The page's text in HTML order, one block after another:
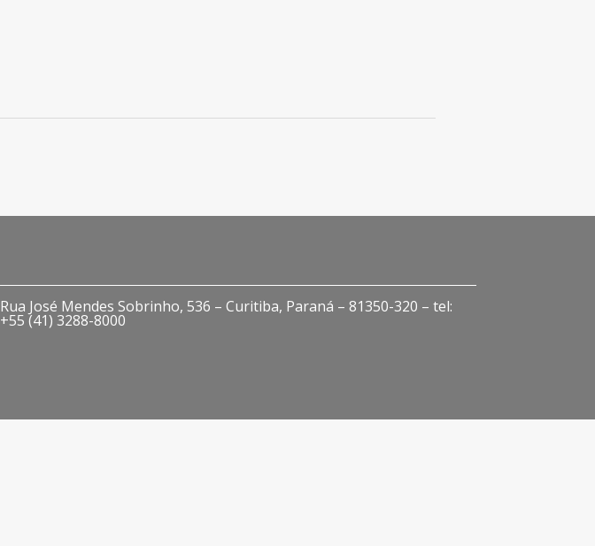
Rua José Mendes Sobrinho, 536 – Curitiba, Paraná – 81350-320 – tel:
+55 (41) 3288-8000